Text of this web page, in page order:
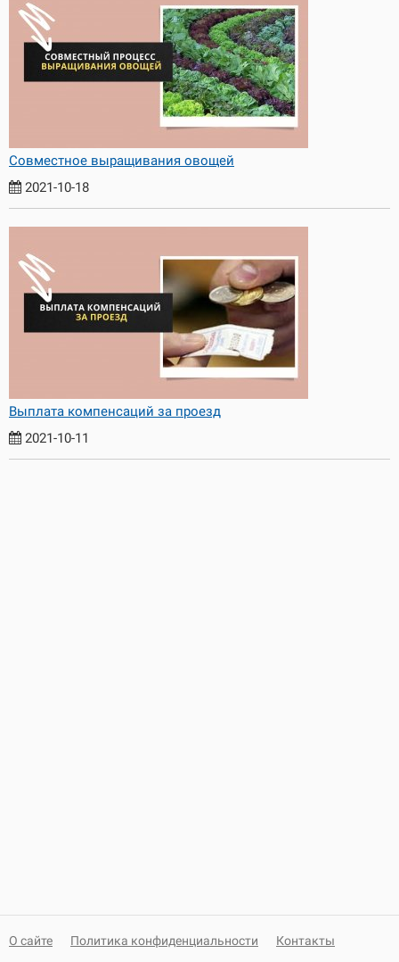
Совместное выращивания овощей
2021-10-18
Выплата компенсаций за проезд
2021-10-11
О сайте Политика конфиденциальности Контакты